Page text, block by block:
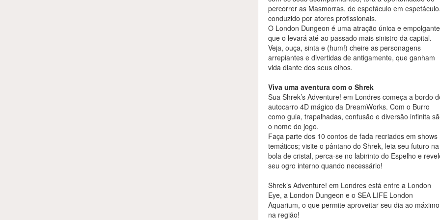
percorrer as Masmorras, de espetáculo em espetáculo,
conduzido por atores profissionais.
O London Dungeon é uma atração única e
que o levará até ao passado mais sinistro da capital.
Veja, ouça, sinta e (hum!) cheire as personagens
arrepiantes e divertidas de antigamente, que ganham
vida diante dos seus olhos.
Viva uma aventura com o Shrek
Sua Shrek’s Adventure! em Londres começa a bordo
autocarro 4D mágico da DreamWorks. Com o Burro
como guia, trapalhadas, confusão e diversão infinita
o nome do jogo.
Faça parte dos 10 contos de fada recriados em shows
temáticos; visite o pântano do Shrek, leia seu futuro na
bola de cristal, perca-se no labirinto do Espelho e
seu ogro interno quando necessário!
Shrek’s Adventure! em Londres está entre a London
Eye, a London Dungeon e o SEA LIFE London
Aquarium, o que permite aproveitar seu dia ao máximo
na região!